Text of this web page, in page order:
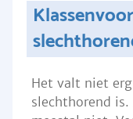
Het valt niet
slechthorend